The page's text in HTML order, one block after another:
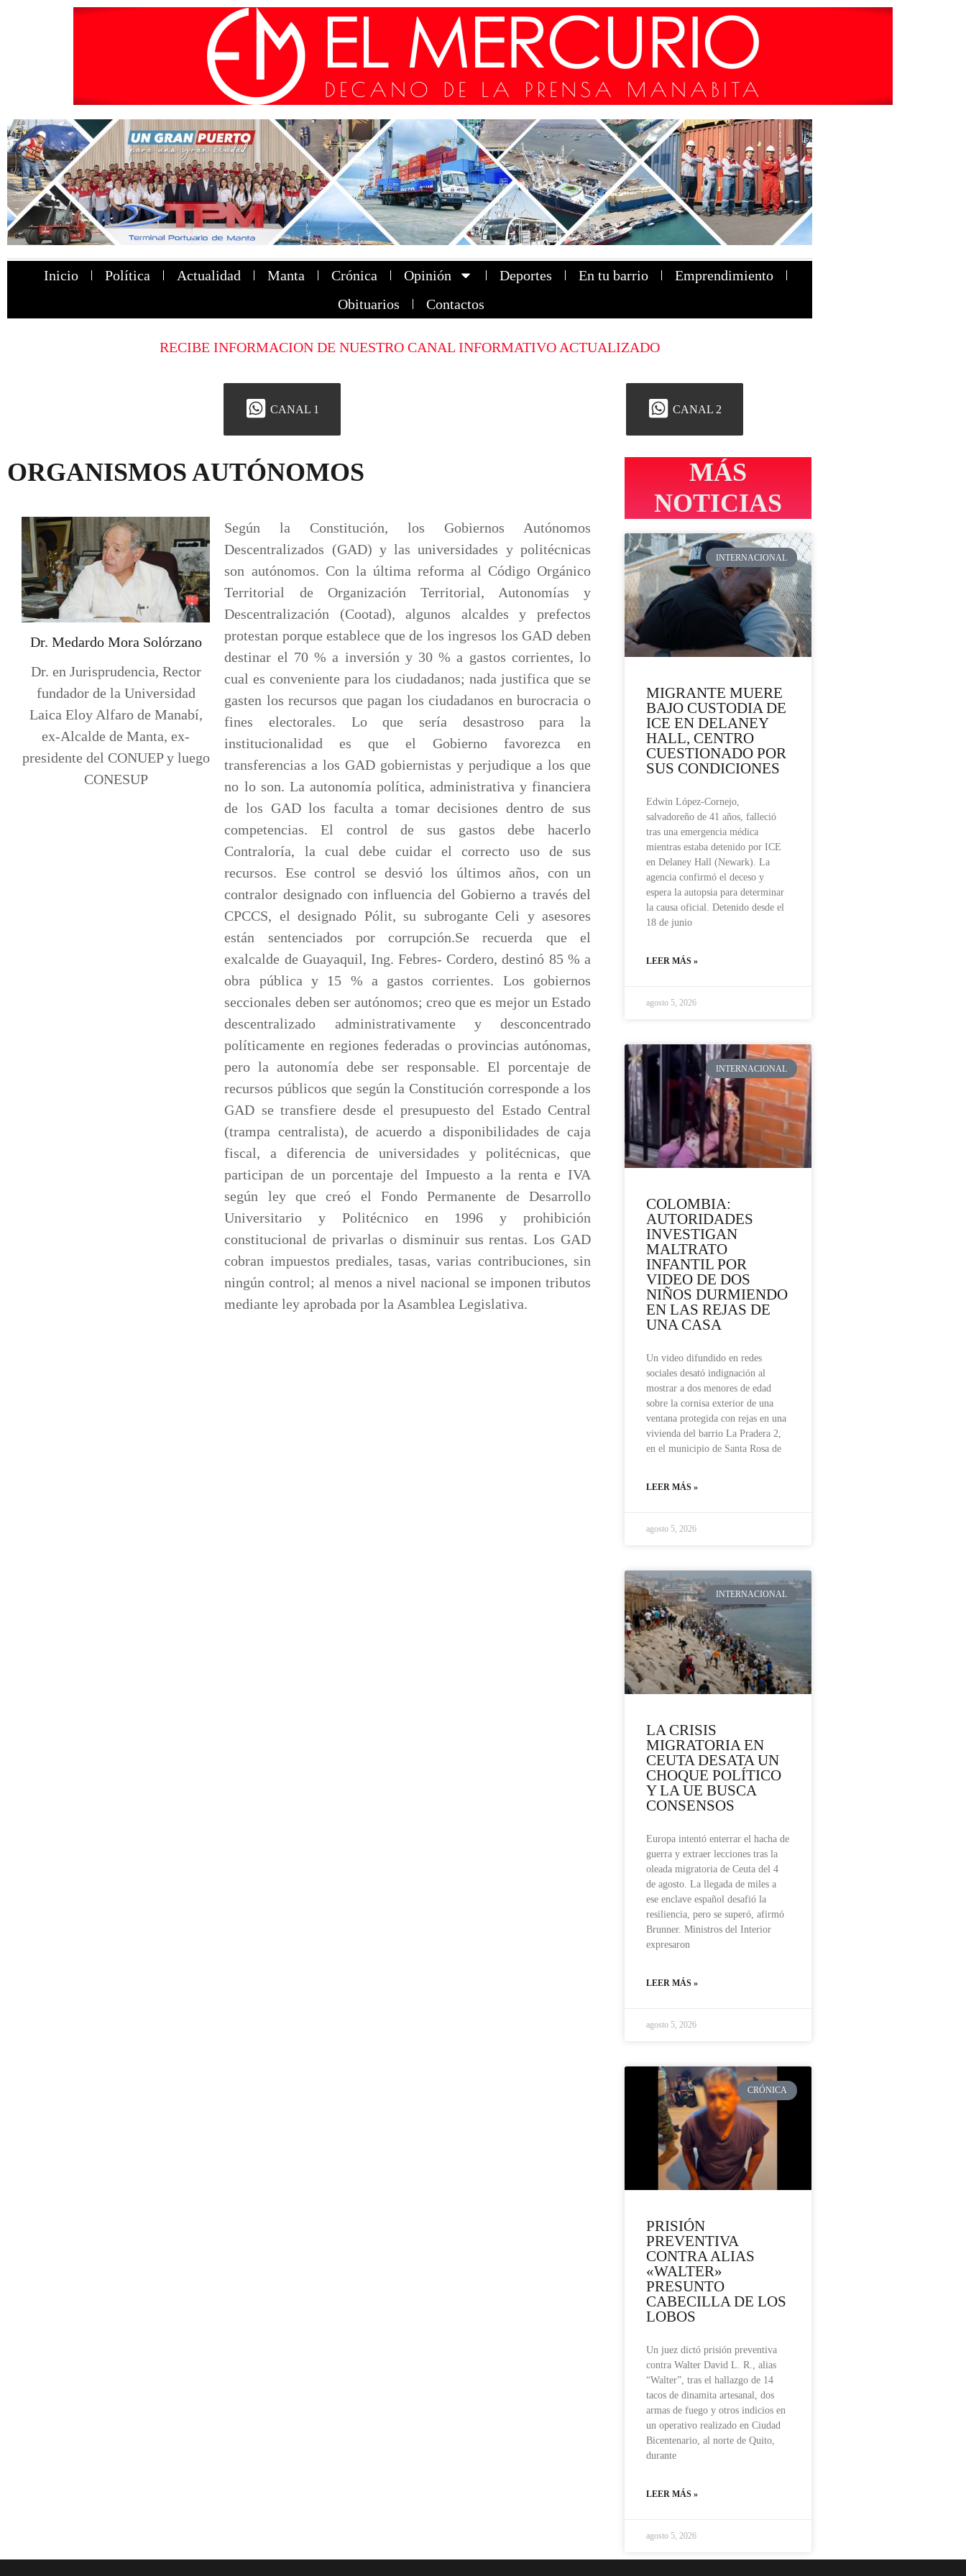
Inicio Política Actualidad Manta Crónica Opinión Deportes En tu barrio
Emprendimiento
Obituarios
Contactos
RECIBE INFORMACION DE NUESTRO CANAL INFORMATIVO ACTUALIZADO
CANAL 1 CANAL 2
ORGANISMOS AUTÓNOMOS
Dr. Medardo Mora Solórzano
Dr. en Jurisprudencia, Rector
fundador de la Universidad
Laica Eloy Alfaro de Manabí,
ex-Alcalde de Manta, ex-
presidente del CONUEP y luego
CONESUP
Según la Constitución, los Gobiernos Autónomos
Descentralizados (GAD) y las universidades y politécnicas
son autónomos. Con la última reforma al Código Orgánico
Territorial de Organización Territorial, Autonomías y
Descentralización (Cootad), algunos alcaldes y prefectos
protestan porque establece que de los ingresos los GAD deben
destinar el 70 % a inversión y 30 % a gastos corrientes, lo
cual es conveniente para los ciudadanos; nada justifica que se
gasten los recursos que pagan los ciudadanos en burocracia o
fines electorales. Lo que sería desastroso para la
institucionalidad es que el Gobierno favorezca en
transferencias a los GAD gobiernistas y perjudique a los que
no lo son. La autonomía política, administrativa y financiera
de los GAD los faculta a tomar decisiones dentro de sus
competencias. El control de sus gastos debe hacerlo
Contraloría, la cual debe cuidar el correcto uso de sus
recursos. Ese control se desvió los últimos años, con un
contralor designado con influencia del Gobierno a través del
CPCCS, el designado Pólit, su subrogante Celi y asesores
están sentenciados por corrupción.Se recuerda que el
exalcalde de Guayaquil, Ing. Febres- Cordero, destinó 85 % a
obra pública y 15 % a gastos corrientes. Los gobiernos
seccionales deben ser autónomos; creo que es mejor un Estado
descentralizado administrativamente y desconcentrado
políticamente en regiones federadas o provincias autónomas,
pero la autonomía debe ser responsable. El porcentaje de
recursos públicos que según la Constitución corresponde a los
GAD se transfiere desde el presupuesto del Estado Central
(trampa centralista), de acuerdo a disponibilidades de caja
fiscal, a diferencia de universidades y politécnicas, que
participan de un porcentaje del Impuesto a la renta e IVA
según ley que creó el Fondo Permanente de Desarrollo
Universitario y Politécnico en 1996 y prohibición
constitucional de privarlas o disminuir sus rentas. Los GAD
cobran impuestos prediales, tasas, varias contribuciones, sin
ningún control; al menos a nivel nacional se imponen tributos
mediante ley aprobada por la Asamblea Legislativa.
MÁS
NOTICIAS
INTERNACIONAL
MIGRANTE MUERE
BAJO CUSTODIA DE
ICE EN DELANEY
HALL, CENTRO
CUESTIONADO POR
SUS CONDICIONES
Edwin López-Cornejo,
salvadoreño de 41 años, falleció
tras una emergencia médica
mientras estaba detenido por ICE
en Delaney Hall (Newark). La
agencia confirmó el deceso y
espera la autopsia para determinar
la causa oficial. Detenido desde el
18 de junio
LEER MÁS »
agosto 5, 2026
INTERNACIONAL
COLOMBIA:
AUTORIDADES
INVESTIGAN
MALTRATO
INFANTIL POR
VIDEO DE DOS
NIÑOS DURMIENDO
EN LAS REJAS DE
UNA CASA
Un video difundido en redes
sociales desató indignación al
mostrar a dos menores de edad
sobre la cornisa exterior de una
ventana protegida con rejas en una
vivienda del barrio La Pradera 2,
en el municipio de Santa Rosa de
LEER MÁS »
agosto 5, 2026
INTERNACIONAL
LA CRISIS
MIGRATORIA EN
CEUTA DESATA UN
CHOQUE POLÍTICO
Y LA UE BUSCA
CONSENSOS
Europa intentó enterrar el hacha de
guerra y extraer lecciones tras la
oleada migratoria de Ceuta del 4
de agosto. La llegada de miles a
ese enclave español desafió la
resiliencia, pero se superó, afirmó
Brunner. Ministros del Interior
expresaron
LEER MÁS »
agosto 5, 2026
CRÓNICA
PRISIÓN
PREVENTIVA
CONTRA ALIAS
«WALTER»
PRESUNTO
CABECILLA DE LOS
LOBOS
Un juez dictó prisión preventiva
contra Walter David L. R., alias
“Walter”, tras el hallazgo de 14
tacos de dinamita artesanal, dos
armas de fuego y otros indicios en
un operativo realizado en Ciudad
Bicentenario, al norte de Quito,
durante
LEER MÁS »
agosto 5, 2026